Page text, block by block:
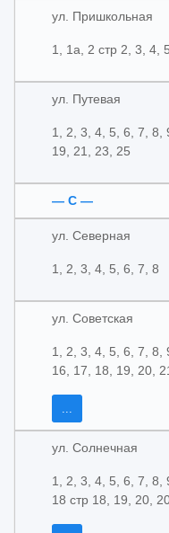
ул. Пришкольная
1, 1а, 2 стр 2, 3, 4, 5
ул. Путевая
1, 2, 3, 4, 5, 6, 7, 8,
19, 21, 23, 25
— С —
ул. Северная
1, 2, 3, 4, 5, 6, 7, 8
ул. Советская
1, 2, 3, 4, 5, 6, 7, 8,
16, 17, 18, 19, 20,
...
ул. Солнечная
1, 2, 3, 4, 5, 6, 7, 8,
18 стр 18, 19, 20,